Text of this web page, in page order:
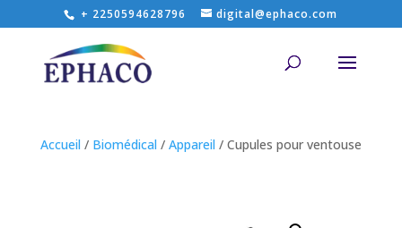
+ 2250594628796 digital@ephaco.com
Accueil / Biomédical / Appareil / Cupules pour ventouse